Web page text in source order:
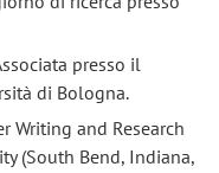
presso il
di Bologna.
Writing and Research
(South Bend, Indiana,